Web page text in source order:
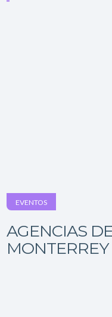
EVENTOS
AGENCIAS
MONTERREY